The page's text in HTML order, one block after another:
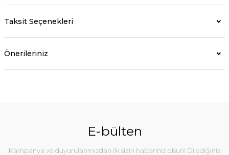
Taksit Seçenekleri
Önerileriniz
E-bülten
Kampanya ve duyurularımızdan ilk sizin haberiniz olsun! Dilediğiniz